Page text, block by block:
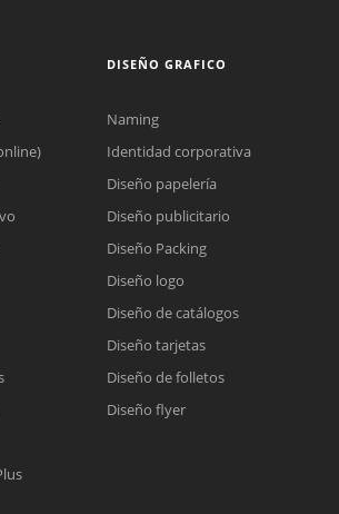
DISEÑO GRAFICO
Naming
Identidad corporativa
Diseño papelería
Diseño publicitario
Diseño Packing
Diseño logo
Diseño de catálogos
Diseño tarjetas
Diseño de folletos
Diseño flyer